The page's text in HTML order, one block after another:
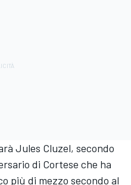
Jules Cluzel, secondo
di Cortese che ha
più di mezzo secondo al